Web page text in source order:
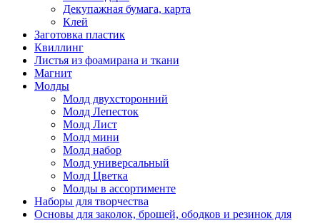
Декупажная бумага, карта
Клей
Заготовка пластик
Квиллинг
Листья из фоамирана и ткани
Магнит
Молды
Молд двухсторонний
Молд Лепесток
Молд Лист
Молд мини
Молд набор
Молд универсальный
Молд Цветка
Молды в ассортименте
Наборы для творчества
Основы для заколок, брошей, ободков и резинок для